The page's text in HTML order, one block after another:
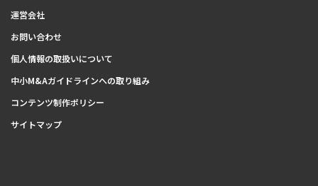
運営会社
お問い合わせ
個人情報の取扱いについて
中小M&Aガイドラインへの取り組み
コンテンツ制作ポリシー
サイトマップ